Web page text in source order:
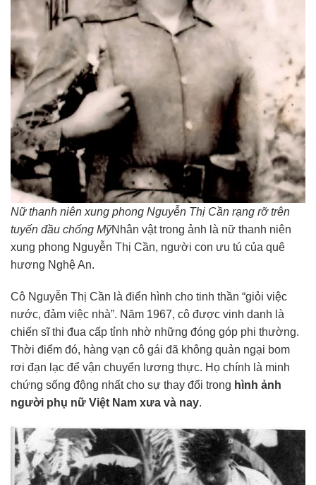
Nữ thanh niên xung phong Nguyễn Thị Cần rạng rỡ trên
tuyến đầu chống MỹNhân vật trong ảnh là nữ thanh niên
xung phong Nguyễn Thị Cần, người con ưu tú của quê
hương Nghệ An.
Cô Nguyễn Thị Cần là điển hình cho tinh thần “giỏi việc
nước, đảm việc nhà”. Năm 1967, cô được vinh danh là
chiến sĩ thi đua cấp tỉnh nhờ những đóng góp phi thường.
Thời điểm đó, hàng vạn cô gái đã không quản ngại bom
rơi đạn lạc để vận chuyển lương thực. Họ chính là minh
chứng sống động nhất cho sự thay đổi trong hình ảnh
người phụ nữ Việt Nam xưa và nay.